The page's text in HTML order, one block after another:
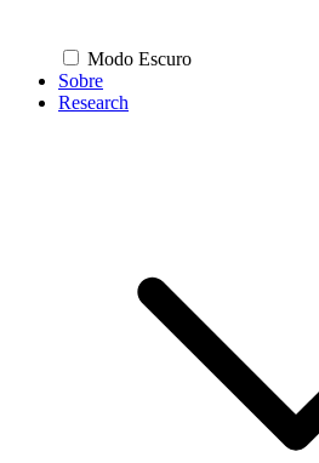
Modo Escuro
Sobre
Research